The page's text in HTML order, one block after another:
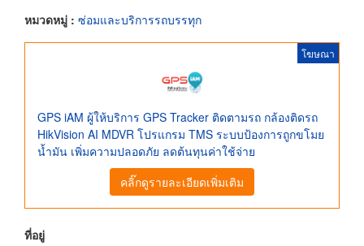
หมวดหมู่ : ซ่อมและบริการรถบรรทุก
โฆษณา
GPS iAM ผู้ให้บริการ GPS Tracker ติดตามรถ กล้องติดรถ
HikVision AI MDVR โปรแกรม TMS ระบบป้องการถูกขโมย
น้ำมัน เพิ่มความปลอดภัย ลดต้นทุนค่าใช้จ่าย
คลิ๊กดูรายละเอียดเพิ่มเติม
ที่อยู่